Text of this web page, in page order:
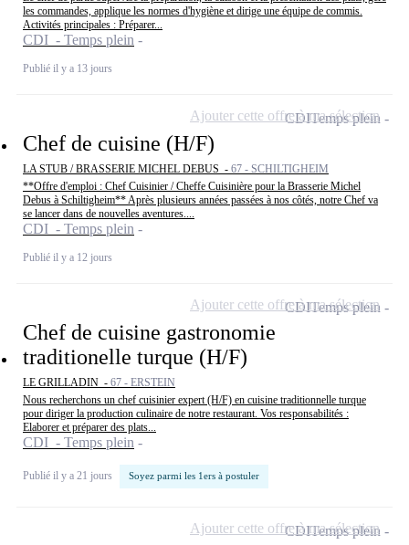
les commandes, applique les normes d'hygiène et dirige une équipe de commis.
Activités principales : Préparer...
CDI - Temps plein
Publié il y a 13 jours
Chef de cuisine (H/F)
LA STUB / BRASSERIE MICHEL DEBUS - 67 - SCHILTIGHEIM
**Offre d'emploi : Chef Cuisinier / Cheffe Cuisinière pour la Brasserie Michel
Debus à Schiltigheim** Après plusieurs années passées à nos côtés, notre Chef va
se lancer dans de nouvelles aventures....
CDI - Temps plein
Publié il y a 12 jours
CDITemps plein
Ajouter cette offre à ma sélection
Chef de cuisine gastronomie
traditionelle turque (H/F)
LE GRILLADIN - 67 - ERSTEIN
Nous recherchons un chef cuisinier expert (H/F) en cuisine traditionnelle turque
pour diriger la production culinaire de notre restaurant. Vos responsabilités :
Elaborer et préparer des plats...
CDI - Temps plein
Publié il y a 21 jours Soyez parmi les 1ers à postuler
CDITemps plein
Ajouter cette offre à ma sélection
CDITemps plein
Ajouter cette offre à ma sélection